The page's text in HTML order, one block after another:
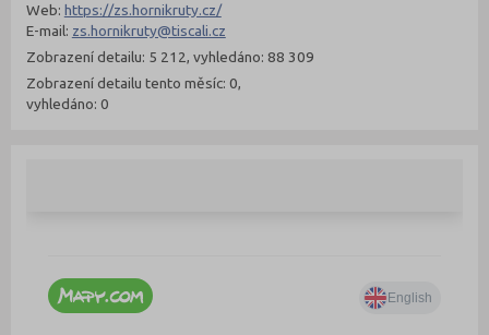
Web: https://zs.hornikruty.cz/
E-mail: zs.hornikruty@tiscali.cz
Zobrazení detailu: 5 212, vyhledáno: 88 309
Zobrazení detailu tento měsíc: 0,
vyhledáno: 0